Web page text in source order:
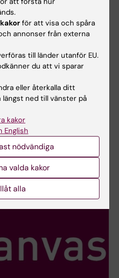
Så aktiverar du ditt
studentkonto
Här finns en guide för
hur du som deltagare
uppdragsutbildning
skapar studentkonto
och hur du loggar in i
Zoom och Canvas.
för att visa och spåra
annonser från externa
till länder utanför EU.
du att vi sparar
eller återkalla ditt
längst ned till vänster på
kakor
English
nödvändiga
valda kakor
alla